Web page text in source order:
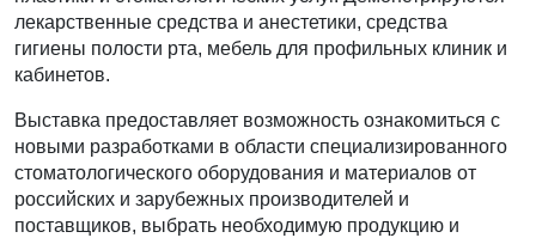
лекарственные средства и анестетики, средства
гигиены полости рта, мебель для профильных клиник и
кабинетов.
Выставка предоставляет возможность ознакомиться с
новыми разработками в области специализированного
стоматологического оборудования и материалов от
российских и зарубежных производителей и
поставщиков, выбрать необходимую продукцию и